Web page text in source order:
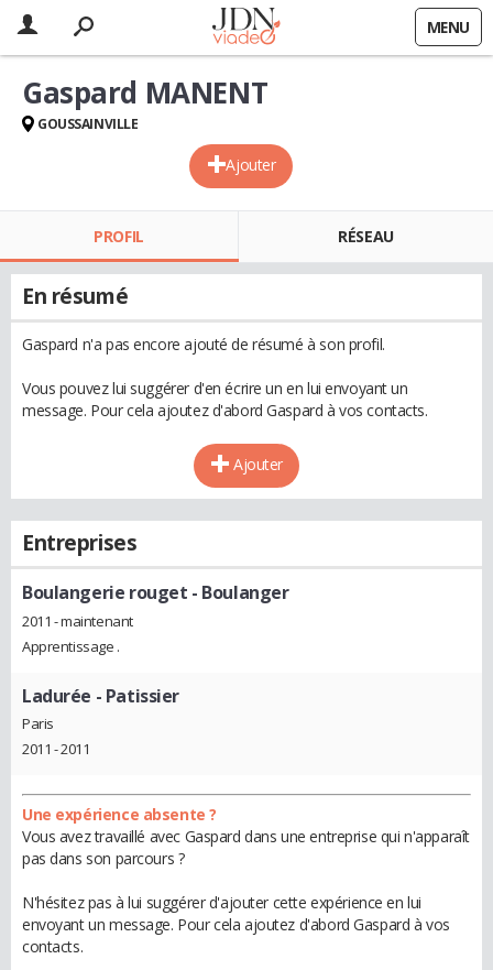
MENU
Ajouter
Gaspard MANENT
GOUSSAINVILLE
PROFIL RÉSEAU
En résumé
Gaspard n'a pas encore ajouté de résumé à son profil.
Vous pouvez lui suggérer d'en écrire un en lui envoyant un
message. Pour cela ajoutez d'abord Gaspard à vos contacts.
Ajouter
Entreprises
Boulangerie rouget - Boulanger
2011 - maintenant
Apprentissage .
Ladurée - Patissier
Paris
2011 - 2011
Une expérience absente ?
Vous avez travaillé avec Gaspard dans une entreprise qui n'apparaît
pas dans son parcours ?
N'hésitez pas à lui suggérer d'ajouter cette expérience en lui
envoyant un message. Pour cela ajoutez d'abord Gaspard à vos
contacts.